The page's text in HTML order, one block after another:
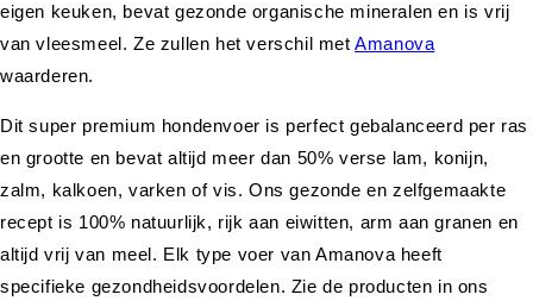
eigen keuken, bevat gezonde organische mineralen en is vrij
van vleesmeel. Ze zullen het verschil metAmanova
waarderen.
Dit super premium hondenvoer is perfect gebalanceerd per ras
en grootte en bevat altijd meer dan 50% verse lam, konijn,
zalm, kalkoen, varken of vis. Ons gezonde en zelfgemaakte
recept is 100% natuurlijk, rijk aan eiwitten, arm aan granen en
altijd vrij van meel. Elk type voer van Amanova heeft
specifieke gezondheidsvoordelen. Zie de producten in ons